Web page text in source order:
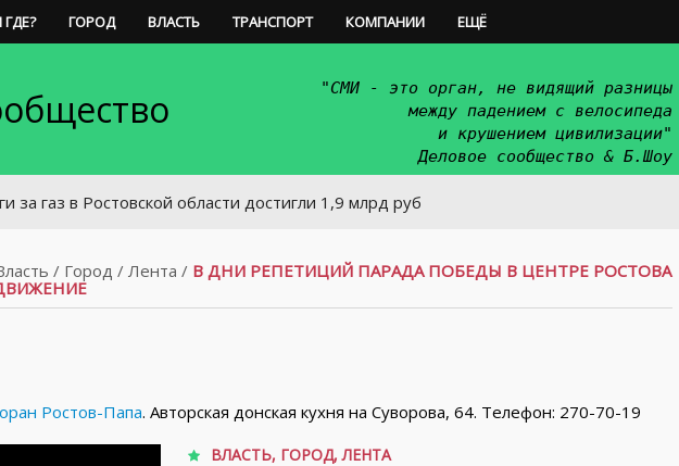
ГОРОД ВЛАСТЬ ТРАНСПОРТ КОМПАНИИ ЕЩЁ
"СМИ - это орган, не видящий разницы
между падением с велосипеда
и крушением цивилизации"
Деловое сообщество & Б.Шоу
Ростовской области достигли 1,9 млрд руб
/ Город / Лента / В ДНИ РЕПЕТИЦИЙ ПАРАДА ПОБЕДЫ В ЦЕНТРЕ РОСТОВА
Ростов-Папа. Авторская донская кухня на Суворова, 64. Телефон: 270-70-19
ВЛАСТЬ, ГОРОД,ЛЕНТА